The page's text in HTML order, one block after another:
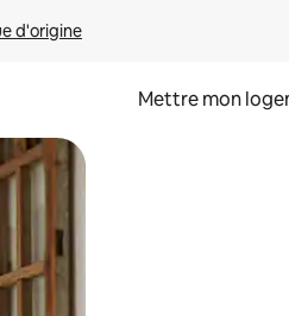
d'origine
Mettre mon